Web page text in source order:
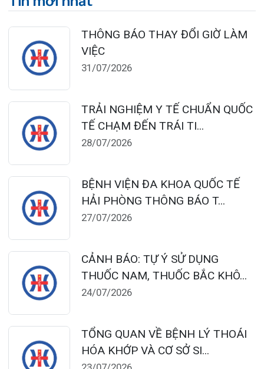
TỔNG QUAN VỀ BỆNH LÝ THOÁI
23/07/2026
Đặt lịch khám
124 Nguyễn Đức Cảnh, Cát Dài Q Lê
Chân, Hải Phòng
0225-3955 888
0225-3951 115
Lịch làm việc:
Khoa Khám bệnh theo yêu cầu: